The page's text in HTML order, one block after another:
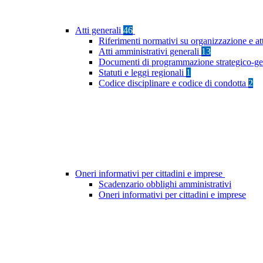
Atti generali 46
Riferimenti normativi su organizzazione e
Atti amministrativi generali 13
Documenti di programmazione strategico-
Statuti e leggi regionali 1
Codice disciplinare e codice di condotta 2
Oneri informativi per cittadini e imprese
Scadenzario obblighi amministrativi
Oneri informativi per cittadini e imprese